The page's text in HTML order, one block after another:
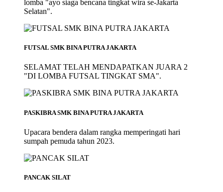
lomba "ayo siaga bencana tingkat wira se-Jakarta
Selatan".
FUTSAL SMK BINA PUTRA JAKARTA
SELAMAT TELAH MENDAPATKAN JUARA 2
"DI LOMBA FUTSAL TINGKAT SMA".
PASKIBRA SMK BINA PUTRA JAKARTA
Upacara bendera dalam rangka memperingati hari
sumpah pemuda tahun 2023.
PANCAK SILAT